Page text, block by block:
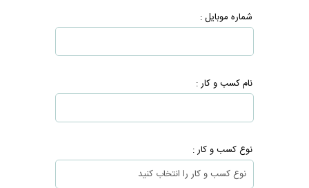
شماره موبایل :
نام کسب و کار :
نوع کسب و کار :